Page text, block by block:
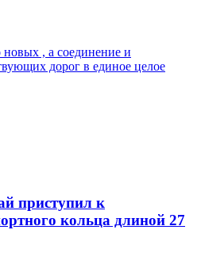
новых , а соединение и
дорог в единое целое
приступил к
кольца длиной 27